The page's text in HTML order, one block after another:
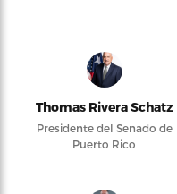
Thomas Rivera Schatz
Presidente del Senado de
Puerto Rico